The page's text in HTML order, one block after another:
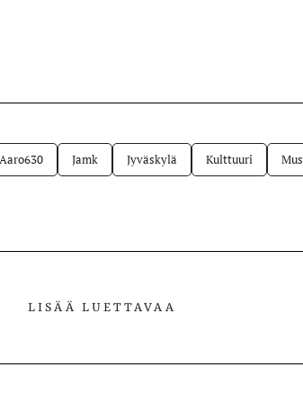
Aaro630 Jamk Jyväskylä Kulttuuri
LISÄÄ LUETTAVAA